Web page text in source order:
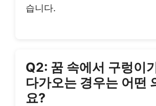
습니다.
Q2: 꿈 속에서 구렁이
다가오는 경우는 어떤
요?